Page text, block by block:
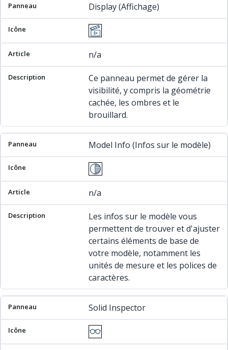
Display (Affichage)
n/a
Ce panneau permet de gérer la
visibilité, y compris la géométrie
cachée, les ombres et le
brouillard.
Model Info (Infos sur le modèle)
n/a
Les infos sur le modèle vous
permettent de trouver et d'ajuster
certains éléments de base de
votre modèle, notamment les
unités de mesure et les polices de
caractères.
Solid Inspector